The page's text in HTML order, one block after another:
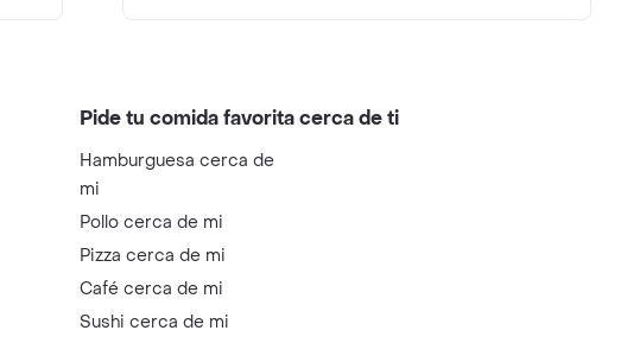
Pide tu comida favorita cerca de ti
Hamburguesa cerca de
mi
Pollo cerca de mi
Pizza cerca de mi
Café cerca de mi
Sushi cerca de mi